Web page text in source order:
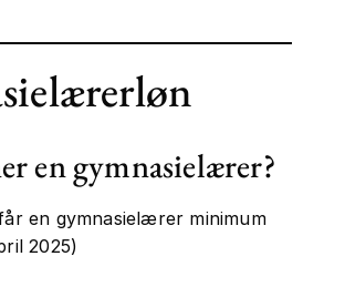
en gymnasielærer?
en gymnasielærer minimum
2025)